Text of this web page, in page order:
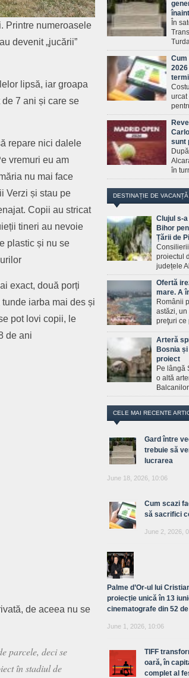
Printre numeroasele
devenit „jucării”
lipsă, iar groapa
7 ani și care se
repare nici dalele
vremuri eu am
nu mai face
Verzi și stau pe
Copii au stricat
tineri au nevoie
plastic și nu se
exact, două porți
iarba mai des și
pot lovi copii, le
de ani
de aceea nu se
parcele, deci se
în stadiul de
În
Cum
urcat
sunt
în
DESTINAȚIE DE VACANȚĂ
Clujul s-
Bihor
Țării de
proiectul
județele
Ofertă
mare. A
Românii
astăzi,
preţuri ce
Arteră
Bosnia
proiect
Pe lângă
o altă
CELE MAI RECENTE
Gard între
trebuie să
lucrarea
June 18, 2026, 10:06
Cum scazi
să sacrifici
June 2, 2026,
Palme d’Or-ul lui
proiecție unică în 13
cinematografe din 52
June 1, 2026, 10:06
TIFF
oară, în
complet al